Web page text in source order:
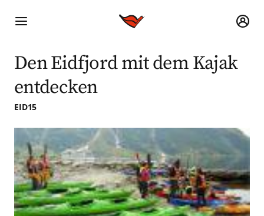
Den Eidfjord mit dem Kajak
entdecken
EID15